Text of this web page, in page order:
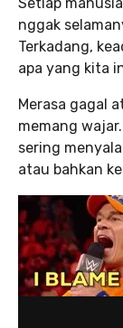
nggak
Terkadang,
apa yang kita
Merasa gagal
memang
sering
atau bahkan